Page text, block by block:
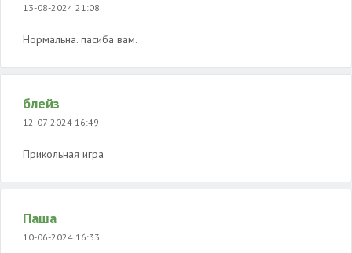
13-08-2024 21:08
Нормальна. пасиба вам.
блейз
12-07-2024 16:49
Прикольная игра
Паша
10-06-2024 16:33